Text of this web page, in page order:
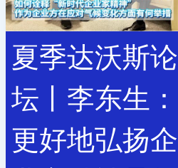
夏季达沃斯论
坛丨李东生：
更好地弘扬企